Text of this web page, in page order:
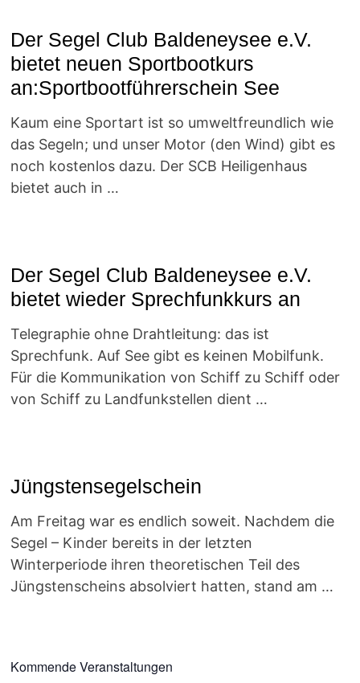
Der Segel Club Baldeneysee e.V.
bietet neuen Sportbootkurs
an:Sportbootführerschein See
Kaum eine Sportart ist so umweltfreundlich wie
das Segeln; und unser Motor (den Wind) gibt es
noch kostenlos dazu. Der SCB Heiligenhaus
bietet auch in …
Der Segel Club Baldeneysee e.V.
bietet wieder Sprechfunkkurs an
Telegraphie ohne Drahtleitung: das ist
Sprechfunk. Auf See gibt es keinen Mobilfunk.
Für die Kommunikation von Schiff zu Schiff oder
von Schiff zu Landfunkstellen dient …
Jüngstensegelschein
Am Freitag war es endlich soweit. Nachdem die
Segel – Kinder bereits in der letzten
Winterperiode ihren theoretischen Teil des
Jüngstenscheins absolviert hatten, stand am …
Kommende Veranstaltungen